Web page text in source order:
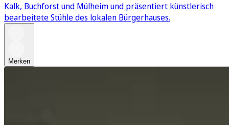
Kalk, Buchforst und Mülheim und präsentiert künstlerisch
bearbeitete Stühle des lokalen Bürgerhauses.
Merken